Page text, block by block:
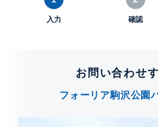
入力 確認
お問い合わせ
フォーリア駒沢公園